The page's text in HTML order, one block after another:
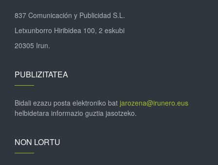
837 Comunicación y Publicidad S.L.
Letxunborro Hiribidea 100, 2 eskubi
20305 Irun.
PUBLIZITATEA
Bidali ezazu posta elektroniko bat jarozena@irunero.eus
helbidetara informazio guztia jasotzeko.
NON LORTU